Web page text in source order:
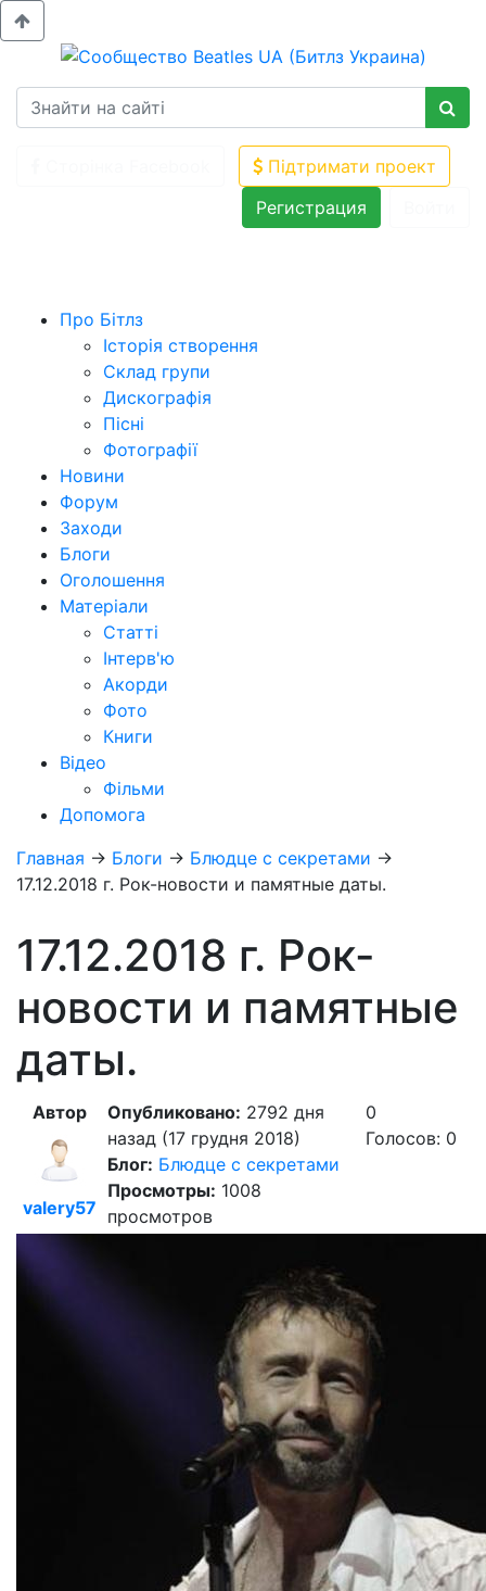
Підтримати проект
Регистрация
Про Бітлз
Історія створення
Склад групи
Дискографія
Пісні
Фотографії
Новини
Форум
Заходи
Блоги
Оголошення
Матеріали
Статті
Інтерв'ю
Акорди
Фото
Книги
Відео
Фільми
Допомога
Главная → Блоги → Блюдце с секретами →
17.12.2018 г. Рок-новости и памятные даты.
17.12.2018 г. Рок-
новости и памятные
даты.
Автор
valery57
Опубликовано: 2792 дня
назад (17 грудня 2018)
Блог: Блюдце с секретами
Просмотры: 1008
просмотров
0
Голосов: 0